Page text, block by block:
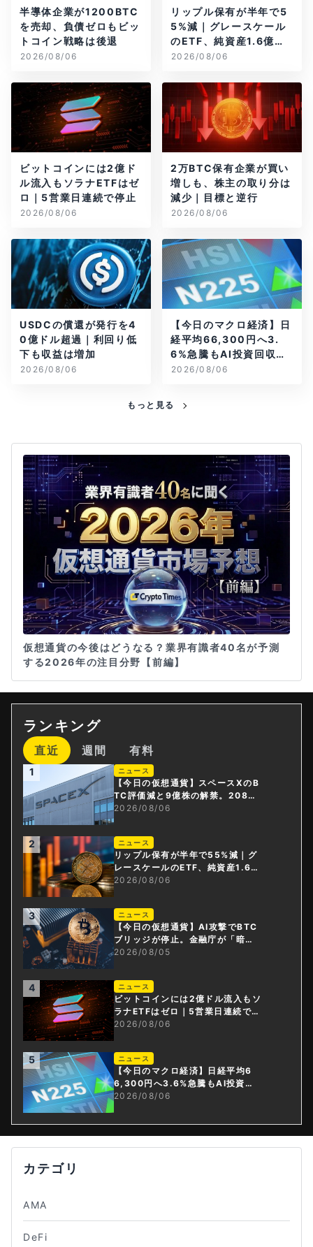
半導体企業が1200BTC
を売却、負債ゼロもビッ
トコイン戦略は後退
2026/08/06
リップル保有が半年で5
5%減｜グレースケール
のETF、純資産1.6億ド
ル減
2026/08/06
ビットコインには2億ド
ル流入もソラナETFはゼ
ロ｜5営業日連続で停止
2026/08/06
2万BTC保有企業が買い
増しも、株主の取り分は
減少｜目標と逆行
2026/08/06
USDCの償還が発行を4
0億ドル超過｜利回り低
下も収益は増加
2026/08/06
【今日のマクロ経済】日
経平均66,300円へ3.
6%急騰もAI投資回収懸
念が再燃
2026/08/06
もっと見る
仮想通貨の今後はどうなる？業界有識者40名が予測
する2026年の注目分野【前編】
ランキング
直近 週間 有料
1 ニュース
【今日の仮想通貨】スペースXのB
TC評価減と9億株の解禁。208億
円相当のBTCが盗難
2026/08/06
2 ニュース
リップル保有が半年で55%減｜グ
レースケールのETF、純資産1.6億
ドル減
2026/08/06
3 ニュース
【今日の仮想通貨】AI攻撃でBTC
ブリッジが停止。金融庁が「暗号
資産・ステーブルコイン課」新設
2026/08/05
4 ニュース
ビットコインには2億ドル流入もソ
ラナETFはゼロ｜5営業日連続で停
止
2026/08/06
5 ニュース
【今日のマクロ経済】日経平均6
6,300円へ3.6%急騰もAI投資回
収懸念が再燃
2026/08/06
カテゴリ
AMA
DeFi